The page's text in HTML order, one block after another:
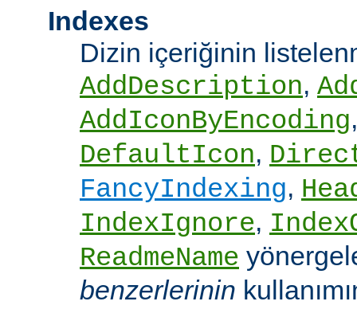
Indexes
Dizin içeriğinin
AddDescription,
AddIconByEncoding
DefaultIcon,
FancyIndexing,
IndexIgnore,
ReadmeName
benzerlerinin